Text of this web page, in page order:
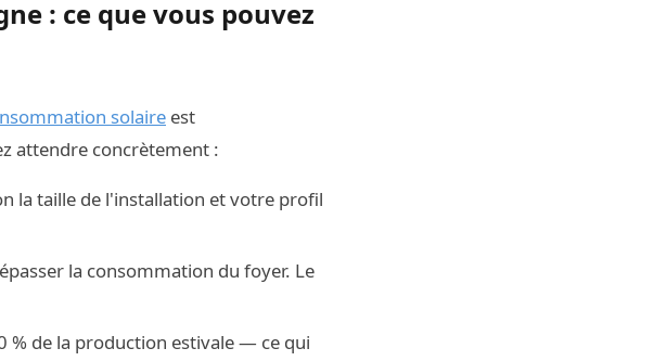
: ce que vous pouvez
solaire est
attendre concrètement :
la taille de l'installation et votre profil
la consommation du foyer. Le
de la production estivale — ce qui